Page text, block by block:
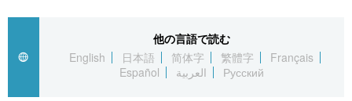
Русский
経済・ビジネス
国際
トップ
アーカイブ
In-depth
Japan Data
他の言語で読む
English
日本語 简体字 繁體字
Français
Español
العربية Русский